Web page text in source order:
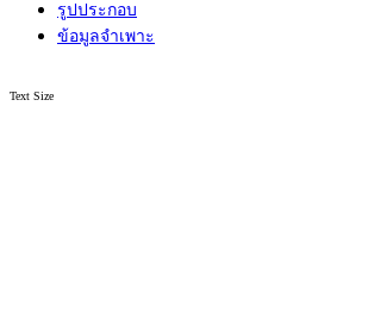
รูปประกอบ
ข้อมูลจำเพาะ
Text Size